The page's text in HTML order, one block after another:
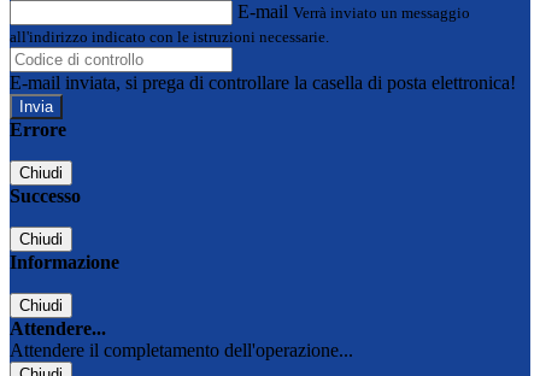
E-mail Verrà inviato un messaggio
all'indirizzo indicato con le istruzioni necessarie.
E-mail inviata, si prega di controllare la casella di posta elettronica!
Errore
Chiudi
Successo
Chiudi
Informazione
Chiudi
Attendere...
Attendere il completamento dell'operazione...